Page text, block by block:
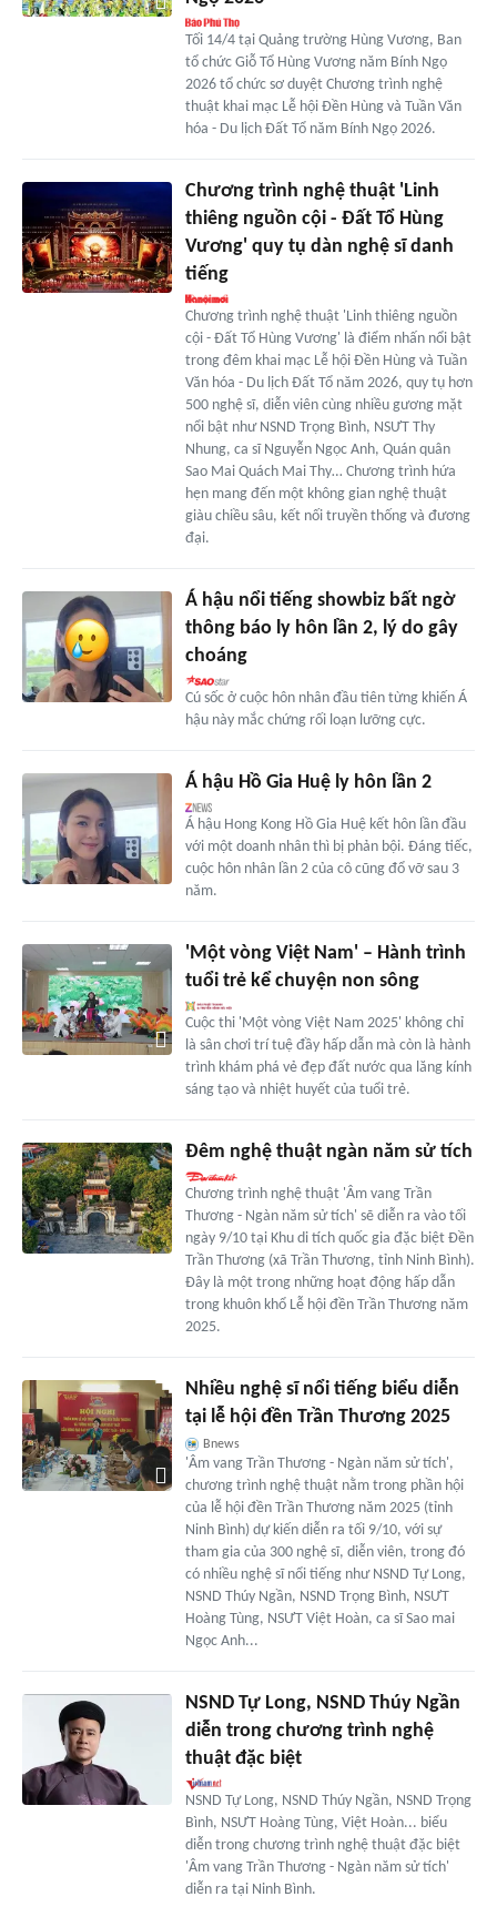
Tối 14/4 tại Quảng trường Hùng Vương, Ban
tổ chức Giỗ Tổ Hùng Vương năm Bính Ngọ
2026 tổ chức sơ duyệt Chương trình nghệ
thuật khai mạc Lễ hội Đền Hùng và Tuần Văn
hóa - Du lịch Đất Tổ năm Bính Ngọ 2026.
Chương trình nghệ thuật 'Linh
thiêng nguồn cội - Đất Tổ Hùng
Vương' quy tụ dàn nghệ sĩ danh
tiếng
Chương trình nghệ thuật 'Linh thiêng nguồn
cội - Đất Tổ Hùng Vương' là điểm nhấn nổi bật
trong đêm khai mạc Lễ hội Đền Hùng và Tuần
Văn hóa - Du lịch Đất Tổ năm 2026, quy tụ hơn
500 nghệ sĩ, diễn viên cùng nhiều gương mặt
nổi bật như NSND Trọng Bình, NSƯT Thy
Nhung, ca sĩ Nguyễn Ngọc Anh, Quán quân
Sao Mai Quách Mai Thy… Chương trình hứa
hẹn mang đến một không gian nghệ thuật
giàu chiều sâu, kết nối truyền thống và đương
đại.
Á hậu nổi tiếng showbiz bất ngờ
thông báo ly hôn lần 2, lý do gây
choáng
Cú sốc ở cuộc hôn nhân đầu tiên từng khiến Á
hậu này mắc chứng rối loạn lưỡng cực.
Á hậu Hồ Gia Huệ ly hôn lần 2
Á hậu Hong Kong Hồ Gia Huệ kết hôn lần đầu
với một doanh nhân thì bị phản bội. Đáng tiếc,
cuộc hôn nhân lần 2 của cô cũng đổ vỡ sau 3
năm.
'Một vòng Việt Nam' – Hành trình
tuổi trẻ kể chuyện non sông
Cuộc thi 'Một vòng Việt Nam 2025' không chỉ
là sân chơi trí tuệ đầy hấp dẫn mà còn là hành
trình khám phá vẻ đẹp đất nước qua lăng kính
sáng tạo và nhiệt huyết của tuổi trẻ.
Đêm nghệ thuật ngàn năm sử tích
Chương trình nghệ thuật 'Âm vang Trần
Thương - Ngàn năm sử tích' sẽ diễn ra vào tối
ngày 9/10 tại Khu di tích quốc gia đặc biệt Đền
Trần Thương (xã Trần Thương, tỉnh Ninh Bình).
Đây là một trong những hoạt động hấp dẫn
trong khuôn khổ Lễ hội đền Trần Thương năm
2025.
Nhiều nghệ sĩ nổi tiếng biểu diễn
tại lễ hội đền Trần Thương 2025
Bnews
'Âm vang Trần Thương - Ngàn năm sử tích',
chương trình nghệ thuật nằm trong phần hội
của lễ hội đền Trần Thương năm 2025 (tỉnh
Ninh Bình) dự kiến diễn ra tối 9/10, với sự
tham gia của 300 nghệ sĩ, diễn viên, trong đó
có nhiều nghệ sĩ nổi tiếng như NSND Tự Long,
NSND Thúy Ngần, NSND Trọng Bình, NSƯT
Hoàng Tùng, NSƯT Việt Hoàn, ca sĩ Sao mai
Ngọc Anh...
NSND Tự Long, NSND Thúy Ngần
diễn trong chương trình nghệ
thuật đặc biệt
NSND Tự Long, NSND Thúy Ngần, NSND Trọng
Bình, NSƯT Hoàng Tùng, Việt Hoàn... biểu
diễn trong chương trình nghệ thuật đặc biệt
'Âm vang Trần Thương - Ngàn năm sử tích'
diễn ra tại Ninh Bình.